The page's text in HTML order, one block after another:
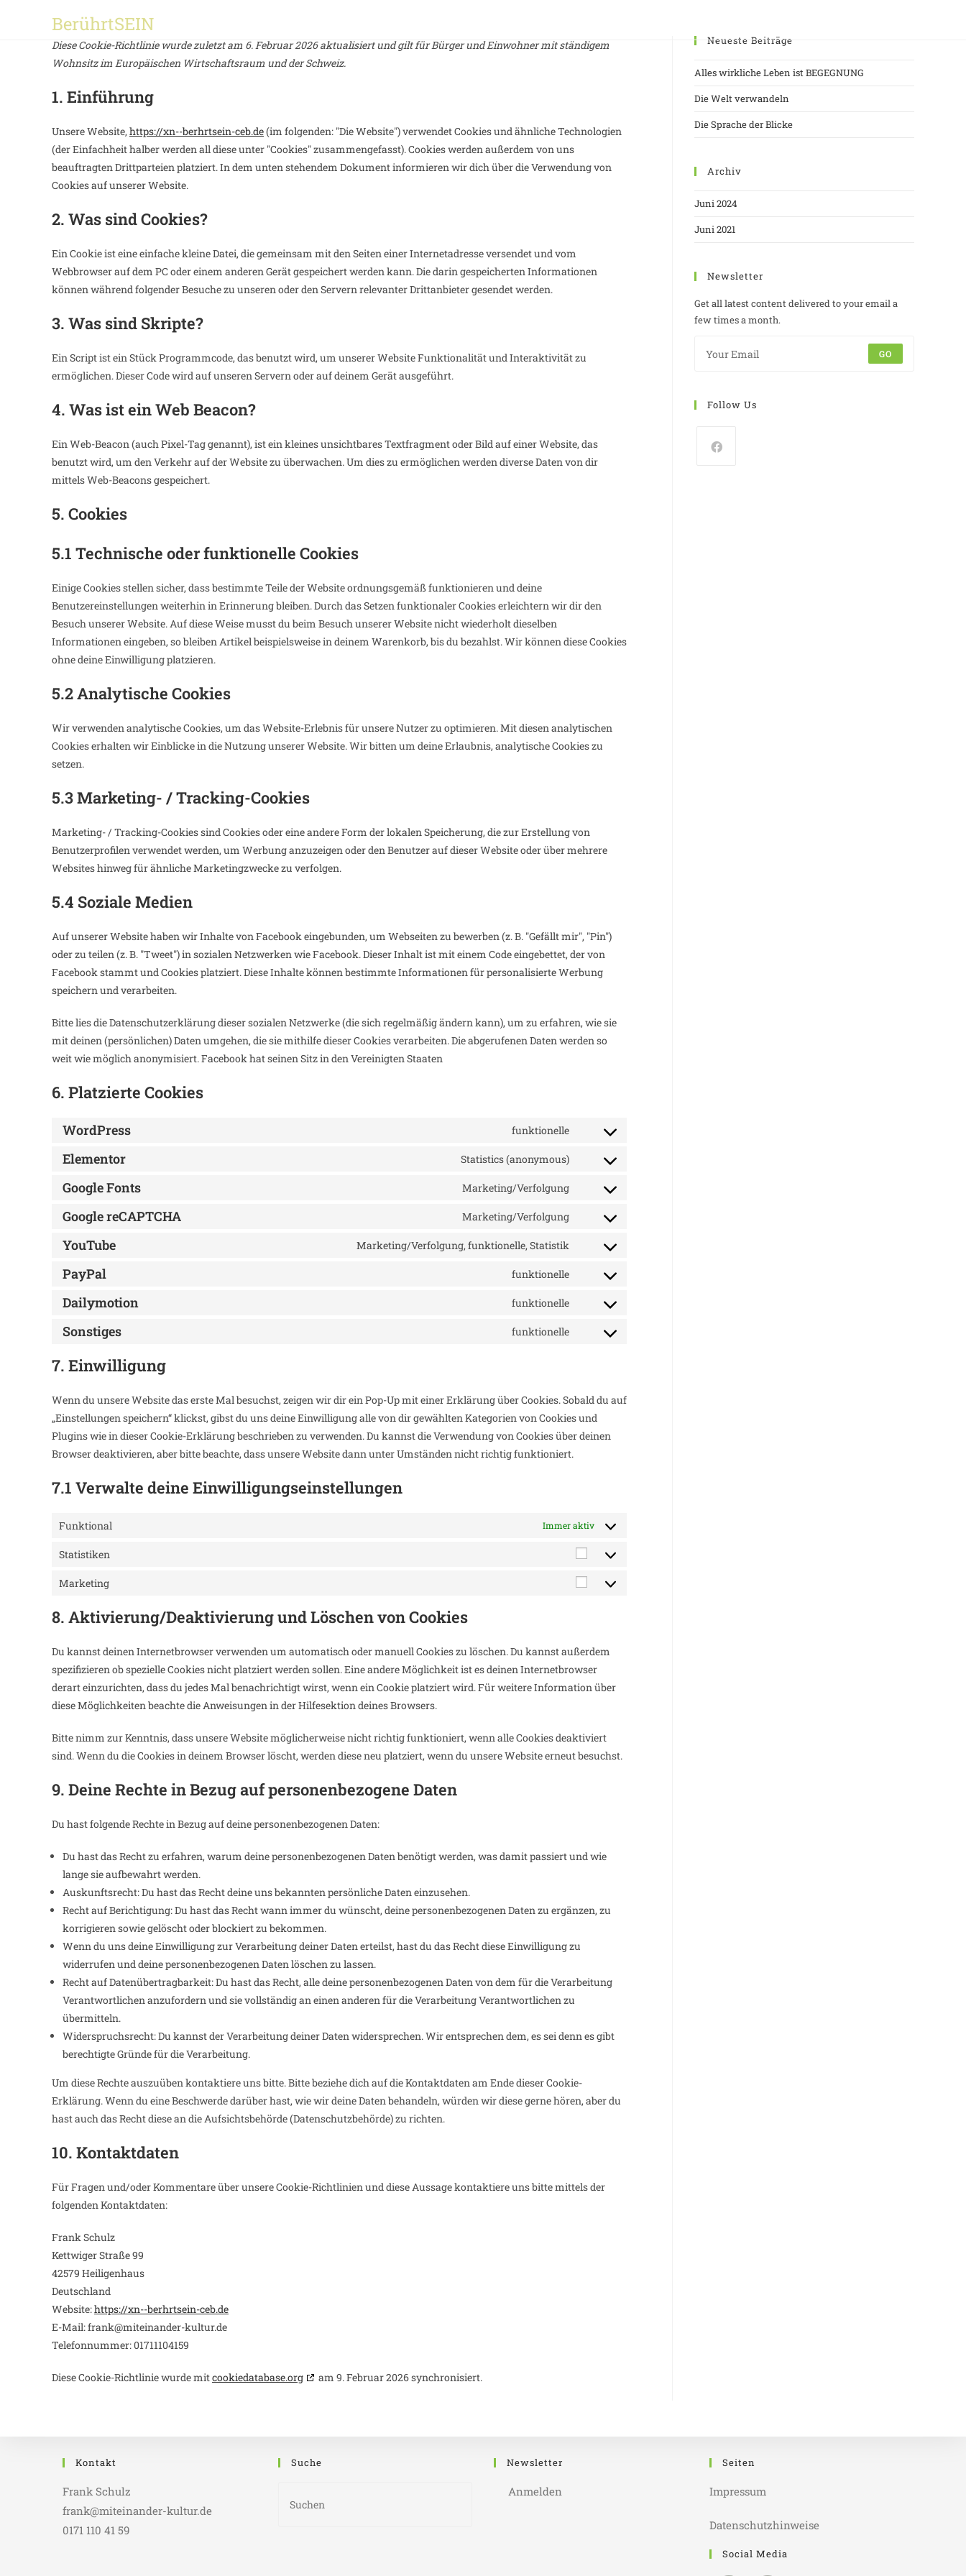
BerührtSEIN
Diese Cookie-Richtlinie wurde zuletzt am 6. Februar 2026 aktualisiert und gilt für Bürger und Einwohner mit ständigem
Wohnsitz im Europäischen Wirtschaftsraum und der Schweiz.
1. Einführung
Unsere Website,https://xn--berhrtsein-ceb.de(im folgenden: "Die Website") verwendet Cookies und ähnliche Technologien
(der Einfachheit halber werden all diese unter "Cookies" zusammengefasst). Cookies werden außerdem von uns
beauftragten Drittparteien platziert. In dem unten stehendem Dokument informieren wir dich über die Verwendung von
Cookies auf unserer Website.
2. Was sind Cookies?
Ein Cookie ist eine einfache kleine Datei, die gemeinsam mit den Seiten einer Internetadresse versendet und vom
Webbrowser auf dem PC oder einem anderen Gerät gespeichert werden kann. Die darin gespeicherten Informationen
können während folgender Besuche zu unseren oder den Servern relevanter Drittanbieter gesendet werden.
3. Was sind Skripte?
Ein Script ist ein Stück Programmcode, das benutzt wird, um unserer Website Funktionalität und Interaktivität zu
ermöglichen. Dieser Code wird auf unseren Servern oder auf deinem Gerät ausgeführt.
4. Was ist ein Web Beacon?
Ein Web-Beacon (auch Pixel-Tag genannt), ist ein kleines unsichtbares Textfragment oder Bild auf einer Website, das
benutzt wird, um den Verkehr auf der Website zu überwachen. Um dies zu ermöglichen werden diverse Daten von dir
mittels Web-Beacons gespeichert.
5. Cookies
5.1 Technische oder funktionelle Cookies
Einige Cookies stellen sicher, dass bestimmte Teile der Website ordnungsgemäß funktionieren und deine
Benutzereinstellungen weiterhin in Erinnerung bleiben. Durch das Setzen funktionaler Cookies erleichtern wir dir den
Besuch unserer Website. Auf diese Weise musst du beim Besuch unserer Website nicht wiederholt dieselben
Informationen eingeben, so bleiben Artikel beispielsweise in deinem Warenkorb, bis du bezahlst. Wir können diese Cookies
ohne deine Einwilligung platzieren.
5.2 Analytische Cookies
Wir verwenden analytische Cookies, um das Website-Erlebnis für unsere Nutzer zu optimieren. Mit diesen analytischen
Cookies erhalten wir Einblicke in die Nutzung unserer Website. Wir bitten um deine Erlaubnis, analytische Cookies zu
setzen.
5.3 Marketing- / Tracking-Cookies
Marketing- / Tracking-Cookies sind Cookies oder eine andere Form der lokalen Speicherung, die zur Erstellung von
Benutzerprofilen verwendet werden, um Werbung anzuzeigen oder den Benutzer auf dieser Website oder über mehrere
Websites hinweg für ähnliche Marketingzwecke zu verfolgen.
5.4 Soziale Medien
Auf unserer Website haben wir Inhalte von Facebook eingebunden, um Webseiten zu bewerben (z. B. "Gefällt mir", "Pin")
oder zu teilen (z. B. "Tweet") in sozialen Netzwerken wie Facebook. Dieser Inhalt ist mit einem Code eingebettet, der von
Facebook stammt und Cookies platziert. Diese Inhalte können bestimmte Informationen für personalisierte Werbung
speichern und verarbeiten.
Bitte lies die Datenschutzerklärung dieser sozialen Netzwerke (die sich regelmäßig ändern kann), um zu erfahren, wie sie
mit deinen (persönlichen) Daten umgehen, die sie mithilfe dieser Cookies verarbeiten. Die abgerufenen Daten werden so
weit wie möglich anonymisiert. Facebook hat seinen Sitz in den Vereinigten Staaten
6. Platzierte Cookies
WordPress funktionelle
Consent
wordpress
Elementor Statistics (anonymous)
Consent
elementor
Google Fonts Marketing/Verfolgung
Consent
google-
Google reCAPTCHA Marketing/Verfolgung
Consent
google-
YouTube Marketing/Verfolgung, funktionelle, Statistik
Consent
youtube
PayPal funktionelle
Consent
paypal
Dailymotion funktionelle
Consent
Sonstiges funktionelle
Consent
sonstiges
7. Einwilligung
Wenn du unsere Website das erste Mal besuchst, zeigen wir dir ein Pop-Up mit einer Erklärung über Cookies. Sobald du auf
„Einstellungen speichern“ klickst, gibst du uns deine Einwilligung alle von dir gewählten Kategorien von Cookies und
Plugins wie in dieser Cookie-Erklärung beschrieben zu verwenden. Du kannst die Verwendung von Cookies über deinen
Browser deaktivieren, aber bitte beachte, dass unsere Website dann unter Umständen nicht richtig funktioniert.
7.1 Verwalte deine Einwilligungseinstellungen
Funktional Immer aktiv
Statistiken
Statistiken
Marketing
Marketing
8. Aktivierung/Deaktivierung und Löschen von Cookies
Du kannst deinen Internetbrowser verwenden um automatisch oder manuell Cookies zu löschen. Du kannst außerdem
spezifizieren ob spezielle Cookies nicht platziert werden sollen. Eine andere Möglichkeit ist es deinen Internetbrowser
derart einzurichten, dass du jedes Mal benachrichtigt wirst, wenn ein Cookie platziert wird. Für weitere Information über
diese Möglichkeiten beachte die Anweisungen in der Hilfesektion deines Browsers.
Bitte nimm zur Kenntnis, dass unsere Website möglicherweise nicht richtig funktioniert, wenn alle Cookies deaktiviert
sind. Wenn du die Cookies in deinem Browser löscht, werden diese neu platziert, wenn du unsere Website erneut besuchst.
9. Deine Rechte in Bezug auf personenbezogene Daten
Du hast folgende Rechte in Bezug auf deine personenbezogenen Daten:
Du hast das Recht zu erfahren, warum deine personenbezogenen Daten benötigt werden, was damit passiert und wie
lange sie aufbewahrt werden.
Auskunftsrecht: Du hast das Recht deine uns bekannten persönliche Daten einzusehen.
Recht auf Berichtigung: Du hast das Recht wann immer du wünscht, deine personenbezogenen Daten zu ergänzen, zu
korrigieren sowie gelöscht oder blockiert zu bekommen.
Wenn du uns deine Einwilligung zur Verarbeitung deiner Daten erteilst, hast du das Recht diese Einwilligung zu
widerrufen und deine personenbezogenen Daten löschen zu lassen.
Recht auf Datenübertragbarkeit: Du hast das Recht, alle deine personenbezogenen Daten von dem für die Verarbeitung
Verantwortlichen anzufordern und sie vollständig an einen anderen für die Verarbeitung Verantwortlichen zu
übermitteln.
Widerspruchsrecht: Du kannst der Verarbeitung deiner Daten widersprechen. Wir entsprechen dem, es sei denn es gibt
berechtigte Gründe für die Verarbeitung.
Um diese Rechte auszuüben kontaktiere uns bitte. Bitte beziehe dich auf die Kontaktdaten am Ende dieser Cookie-
Erklärung. Wenn du eine Beschwerde darüber hast, wie wir deine Daten behandeln, würden wir diese gerne hören, aber du
hast auch das Recht diese an die Aufsichtsbehörde (Datenschutzbehörde) zu richten.
10. Kontaktdaten
Für Fragen und/oder Kommentare über unsere Cookie-Richtlinien und diese Aussage kontaktiere uns bitte mittels der
folgenden Kontaktdaten:
Frank Schulz
Kettwiger Straße 99
42579 Heiligenhaus
Deutschland
Website:https://xn--berhrtsein-ceb.de
E-Mail:frank@miteinander-kultur.de
Telefonnummer: 01711104159
Diese Cookie-Richtlinie wurde mitcookiedatabase.org am 9. Februar 2026 synchronisiert.
Neueste Beiträge
Alles wirkliche Leben ist BEGEGNUNG
Die Welt verwandeln
Die Sprache der Blicke
Archiv
Juni 2024
Juni 2021
Newsletter
Get all latest content delivered to your email a
few times a month.
GO
Follow Us
Kontakt
Frank Schulz
frank@miteinander-kultur.de
0171 110 41 59
Suche Newsletter
Anmelden
Seiten
Impressum
Datenschutzhinweise
Social Media